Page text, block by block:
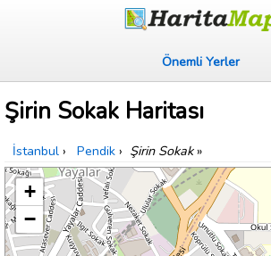
Önemli Yerler
Şirin Sokak Haritası
İstanbul › Pendik › Şirin Sokak»
+
−